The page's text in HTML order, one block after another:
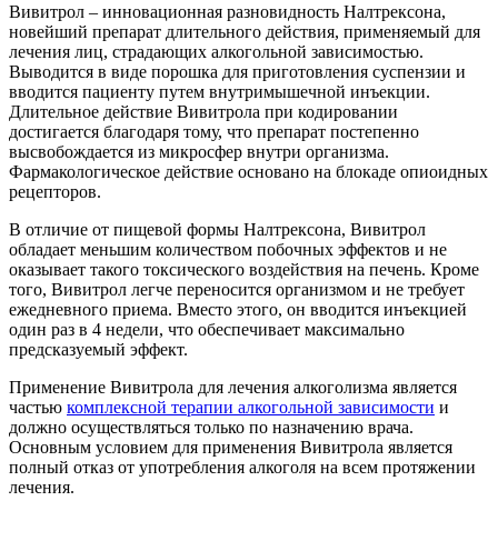
Вивитрол – инновационная разновидность Налтрексона,
новейший препарат длительного действия, применяемый для
лечения лиц, страдающих алкогольной зависимостью.
Выводится в виде порошка для приготовления суспензии и
вводится пациенту путем внутримышечной инъекции.
Длительное действие Вивитрола при кодировании
достигается благодаря тому, что препарат постепенно
высвобождается из микросфер внутри организма.
Фармакологическое действие основано на блокаде опиоидных
рецепторов.
В отличие от пищевой формы Налтрексона, Вивитрол
обладает меньшим количеством побочных эффектов и не
оказывает такого токсического воздействия на печень. Кроме
того, Вивитрол легче переносится организмом и не требует
ежедневного приема. Вместо этого, он вводится инъекцией
один раз в 4 недели, что обеспечивает максимально
предсказуемый эффект.
Применение Вивитрола для лечения алкоголизма является
частью комплексной терапии алкогольной зависимости и
должно осуществляться только по назначению врача.
Основным условием для применения Вивитрола является
полный отказ от употребления алкоголя на всем протяжении
лечения.